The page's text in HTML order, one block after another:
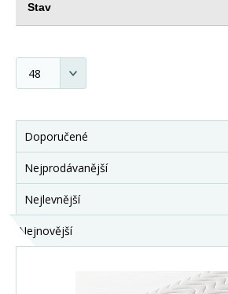
Stav
Doporučené
Nejprodávanější
Nejlevnější
Nejnovější